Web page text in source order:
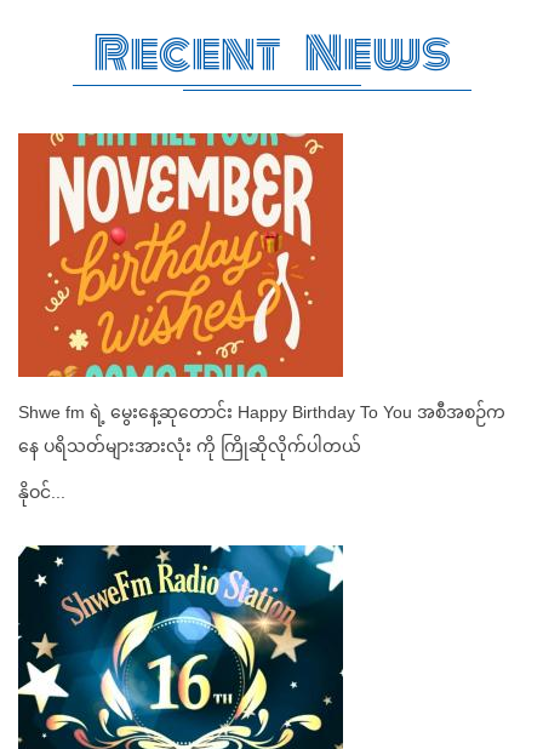
Shwe fm ရဲ့ မွေးနေ့ဆုတောင်း Happy Birthday To You အစီအစဉ်က
နေ ပရိသတ်များအားလုံး ကို ကြိုဆိုလိုက်ပါတယ်
ရွှေတို့ရေ (၁၀.၁၀.၂၀၂၅)ရက်မှာ ရွှေFM ရဲ ၁၆ နှစ်ပြည့်အထူးအစီအစဥ်
တွေအနေနဲ
ရွှေဒေသရွှေဟာသ၊ရွှေFMမှာဆုရရှိခဲ့ကြ...
See All